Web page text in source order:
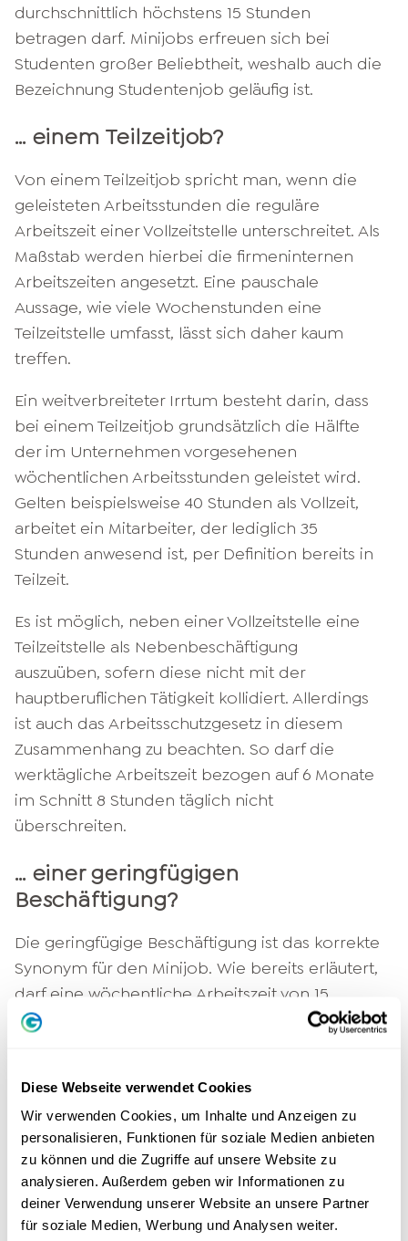
Diese Webseite verwendet Cookies
Wir verwenden Cookies, um Inhalte und Anzeigen zu
personalisieren, Funktionen für soziale Medien anbieten
zu können und die Zugriffe auf unsere Website zu
analysieren. Außerdem geben wir Informationen zu
deiner Verwendung unserer Website an unsere Partner
für soziale Medien, Werbung und Analysen weiter.
durchschnittlich höchstens 15 Stunden
betragen darf. Minijobs erfreuen sich bei
Studenten großer Beliebtheit, weshalb auch die
Bezeichnung Studentenjob geläufig ist.
… einem Teilzeitjob?
Von einem Teilzeitjob spricht man, wenn die
geleisteten Arbeitsstunden die reguläre
Arbeitszeit einer Vollzeitstelle unterschreitet. Als
Maßstab werden hierbei die firmeninternen
Arbeitszeiten angesetzt. Eine pauschale
Aussage, wie viele Wochenstunden eine
Teilzeitstelle umfasst, lässt sich daher kaum
treffen.
Ein weitverbreiteter Irrtum besteht darin, dass
bei einem Teilzeitjob grundsätzlich die Hälfte
der im Unternehmen vorgesehenen
wöchentlichen Arbeitsstunden geleistet wird.
Gelten beispielsweise 40 Stunden als Vollzeit,
arbeitet ein Mitarbeiter, der lediglich 35
Stunden anwesend ist, per Definition bereits in
Teilzeit.
Es ist möglich, neben einer Vollzeitstelle eine
Teilzeitstelle als Nebenbeschäftigung
auszuüben, sofern diese nicht mit der
hauptberuflichen Tätigkeit kollidiert. Allerdings
ist auch das Arbeitsschutzgesetz in diesem
Zusammenhang zu beachten. So darf die
werktägliche Arbeitszeit bezogen auf 6 Monate
im Schnitt 8 Stunden täglich nicht
überschreiten.
… einer geringfügigen
Beschäftigung?
Die geringfügige Beschäftigung ist das korrekte
Synonym für den Minijob. Wie bereits erläutert,
darf eine wöchentliche Arbeitszeit von 15
Stunden, ein monatliches Einkommen von